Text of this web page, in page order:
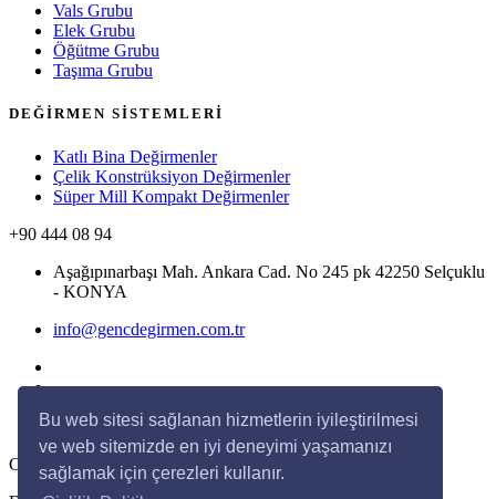
Bu web sitesi sağlanan hizmetlerin iyileştirilmesi
ve web sitemizde en iyi deneyimi yaşamanızı
sağlamak için çerezleri kullanır.
Vals Grubu
Elek Grubu
Öğütme Grubu
Taşıma Grubu
DEĞİRMEN SİSTEMLERİ
Katlı Bina Değirmenler
Çelik Konstrüksiyon Değirmenler
Süper Mill Kompakt Değirmenler
+90 444 08 94
Aşağıpınarbaşı Mah. Ankara Cad. No 245 pk 42250 Selçuklu
- KONYA
info@gencdegirmen.com.tr
Copyright © 2020 Genç Değirmen Tüm hakları saklıdır.